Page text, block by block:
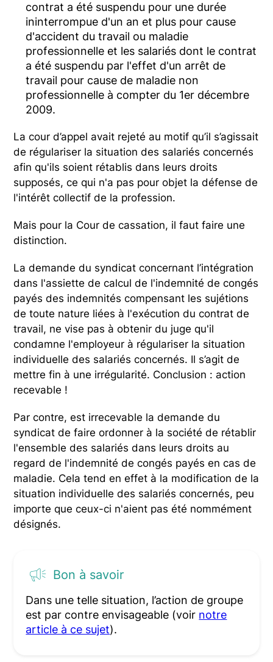
contrat a été suspendu pour une durée
ininterrompue d'un an et plus pour cause
d'accident du travail ou maladie
professionnelle et les salariés dont le contrat
a été suspendu par l'effet d'un arrêt de
travail pour cause de maladie non
professionnelle à compter du 1er décembre
2009.
La cour d’appel avait rejeté au motif qu’il s’agissait
de régulariser la situation des salariés concernés
afin qu'ils soient rétablis dans leurs droits
supposés, ce qui n'a pas pour objet la défense de
l'intérêt collectif de la profession.
Mais pour la Cour de cassation, il faut faire une
distinction.
La demande du syndicat concernant l’intégration
dans l'assiette de calcul de l'indemnité de congés
payés des indemnités compensant les sujétions
de toute nature liées à l'exécution du contrat de
travail, ne vise pas à obtenir du juge qu'il
condamne l'employeur à régulariser la situation
individuelle des salariés concernés. Il s’agit de
mettre fin à une irrégularité. Conclusion : action
recevable !
Par contre, est irrecevable la demande du
syndicat de faire ordonner à la société de rétablir
l'ensemble des salariés dans leurs droits au
regard de l'indemnité de congés payés en cas de
maladie. Cela tend en effet à la modification de la
situation individuelle des salariés concernés, peu
importe que ceux-ci n'aient pas été nommément
désignés.
Bon à savoir
Dans une telle situation, l’action de groupe
est par contre envisageable (voir notre
article à ce sujet).